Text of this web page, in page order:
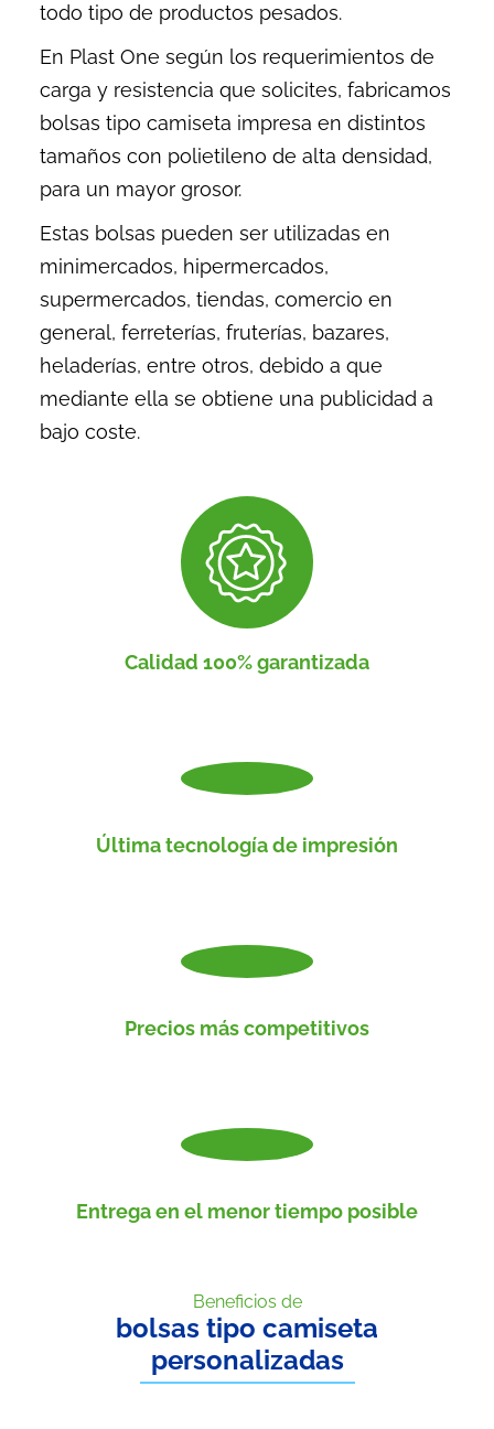
todo tipo de productos pesados.
En Plast One según los requerimientos de
carga y resistencia que solicites, fabricamos
bolsas tipo camiseta impresa en distintos
tamaños con polietileno de alta densidad,
para un mayor grosor.
Estas bolsas pueden ser utilizadas en
minimercados, hipermercados,
supermercados, tiendas, comercio en
general, ferreterías, fruterías, bazares,
heladerías, entre otros, debido a que
mediante ella se obtiene una publicidad a
bajo coste.
Calidad 100% garantizada
Última tecnología de impresión
Precios más competitivos
Entrega en el menor tiempo posible
Beneficios de
bolsas tipo camiseta
personalizadas